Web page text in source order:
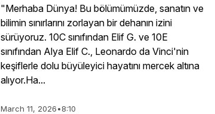
"Merhaba Dünya! Bu bölümümüzde, sanatın ve
bilimin sınırlarını zorlayan bir dehanın izini
sürüyoruz. 10C sınıfından Elif G. ve 10E
sınıfından Alya Elif C., Leonardo da Vinci'nin
keşiflerle dolu büyüleyici hayatını mercek altına
alıyor.Ha...
March 11, 2026•8:10